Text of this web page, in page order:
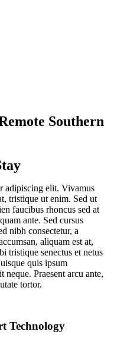
Southern
adipiscing elit. Vivamus
tristique ut enim. Sed ut
faucibus rhoncus sed at
ante. Sed cursus
nibh consectetur, a
aliquam est at,
tristique senectus et netus
quis ipsum
neque. Praesent arcu ante,
tortor.
Technology